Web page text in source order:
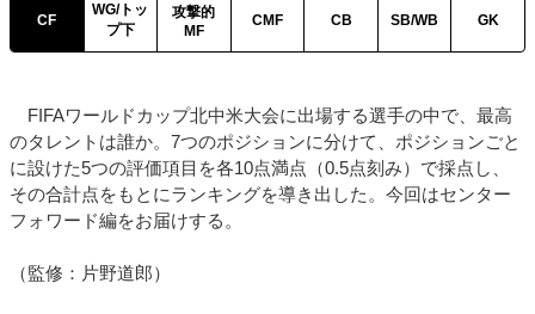
CF
WG/トッ
プ下
攻撃的
MF
CMF CB SB/WB GK
FIFAワールドカップ北中米大会に出場する選手の中で、最高
のタレントは誰か。7つのポジションに分けて、ポジションごと
に設けた5つの評価項目を各10点満点（0.5点刻み）で採点し、
その合計点をもとにランキングを導き出した。今回はセンター
フォワード編をお届けする。
（監修：片野道郎）